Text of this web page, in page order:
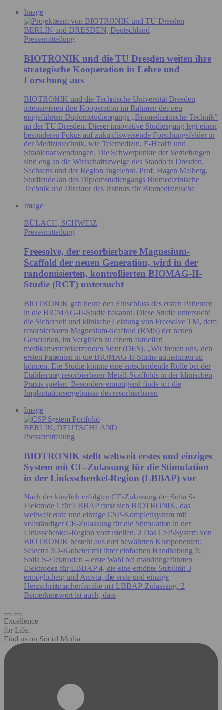
Image
BERLIN und DRESDEN, Deutschland
Pressemitteilung
BIOTRONIK und die TU Dresden weiten ihre
strategische Kooperation in Lehre und
Forschung aus
BIOTRONIK und die Technische Universität Dresden
intensivieren ihre Kooperation im Rahmen des neu
eingeführten Diplomstudiengangs „Biomedizinische Technik“
an der TU Dresden. Dieser innovative Studiengang legt einen
besonderen Fokus auf zukunftsweisende Forschungsfelder in
der Medizintechnik, wie Telemedizin, E-Health und
Strahlenanwendungen. Die Schwerpunkte der Vertiefungen
sind eng an die Wirtschaftszweige des Standorts Dresden,
Sachsens und der Region angelehnt. Prof. Hagen Malberg,
Studiendekan des Diplomstudiengangs Biomedizinische
Technik und Direktor des Instituts für Biomedizinische
Image
BÜLACH, SCHWEIZ
Pressemitteilung
Freesolve, der resorbierbare Magnesium-
Scaffold der neuen Generation, wird in der
randomisierten, kontrollierten BIOMAG-II-
Studie (RCT) untersucht
BIOTRONIK gab heute den Einschluss des ersten Patienten
in die BIOMAG-II-Studie bekannt. Diese Studie untersucht
die Sicherheit und klinische Leistung von Freesolve TM, dem
resorbierbaren Magnesium-Scaffold (RMS) der neuen
Generation, im Vergleich zu einem aktuellen
medikamentfreisetzenden Stent (DES). „Wir freuen uns, den
ersten Patienten in die BIOMAG-II-Studie aufnehmen zu
können. Die Studie könnte eine entscheidende Rolle bei der
Etablierung resorbierbarer Metall-Scaffolds in der klinischen
Praxis spielen. Besonders ermutigend finde ich die
Implantationsergebnisse des resorbierbaren
Image
BERLIN, DEUTSCHLAND
Pressemitteilung
BIOTRONIK stellt weltweit erstes und einziges
System mit CE-Zulassung für die Stimulation
in der Linksschenkel-Region (LBBAP) vor
Nach der kürzlich erfolgten CE-Zulassung der Solia S-
Elektrode 1 für LBBAP freut sich BIOTRONIK, das
weltweit erste und einzige CSP-Komplettsystem mit
vollständiger CE-Zulassung für die Stimulation in der
Linksschenkel-Region vorzustellen. 2 Das CSP-System von
BIOTRONIK besteht aus drei bewährten Komponenten:
Selectra 3D-Katheter mit ihrer einfachen Handhabung 3;
Solia S-Elektroden – erste Wahl bei mandringeführten
Elektroden für LBBAP 4, die eine erhöhte Stabilität 3
ermöglichen; und Amvia, die erste und einzige
Herzschrittmacherfamilie mit LBBAP-Zulassung. 2
Bemerkenswert ist auch, dass
Excellence
for Life.
Find us on Social Media